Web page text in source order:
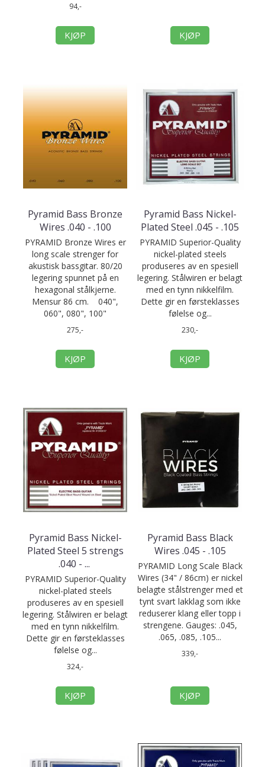
94,-
KJØP KJØP
Pyramid Bass Bronze
Wires .040 - .100
PYRAMID Bronze Wires er
long scale strenger for
akustisk bassgitar. 80/20
legering spunnet på en
hexagonal stålkjerne.
Mensur 86 cm. 040",
060", 080", 100"
275,-
KJØP
Pyramid Bass Nickel-
Plated Steel .045 - .105
PYRAMID Superior-Quality
nickel-plated steels
produseres av en spesiell
legering. Stålwiren er belagt
med en tynn nikkelfilm.
Dette gir en førsteklasses
følelse og...
230,-
KJØP
Pyramid Bass Nickel-
Plated Steel 5 strengs
.040 - ...
PYRAMID Superior-Quality
nickel-plated steels
produseres av en spesiell
legering. Stålwiren er belagt
med en tynn nikkelfilm.
Dette gir en førsteklasses
følelse og...
324,-
KJØP
Pyramid Bass Black
Wires .045 - .105
PYRAMID Long Scale Black
Wires (34" / 86cm) er nickel
belagte stålstrenger med et
tynt svart lakklag som ikke
reduserer klang eller topp i
strengene. Gauges: .045,
.065, .085, .105...
339,-
KJØP